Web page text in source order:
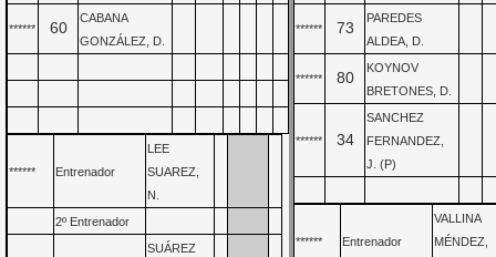
****** 60
CABANA
GONZÁLEZ, D.
****** Entrenador
LEE
SUAREZ,
N.
2º Entrenador
SUÁREZ
****** 73
PAREDES
ALDEA, D.
****** 80
KOYNOV
BRETONES, D.
****** 34
SANCHEZ
FERNANDEZ,
J. (P)
****** Entrenador
VALLINA
MÉNDEZ,